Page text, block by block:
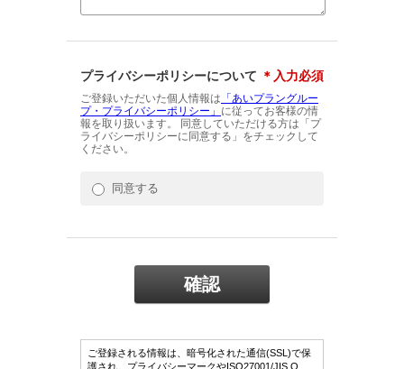
プライバシーポリシーについて ＊入力必須
ご登録いただいた個人情報は 「あいプラングルー
プ・プライバシーポリシー」 に従ってお客様の情
報を取り扱います。 同意していただける方は「プ
ライバシーポリシーに同意する」をチェックして
ください。
同意する
ご登録される情報は、暗号化された通信(SSL)で保
護され、プライバシーマークやISO27001/JIS Q